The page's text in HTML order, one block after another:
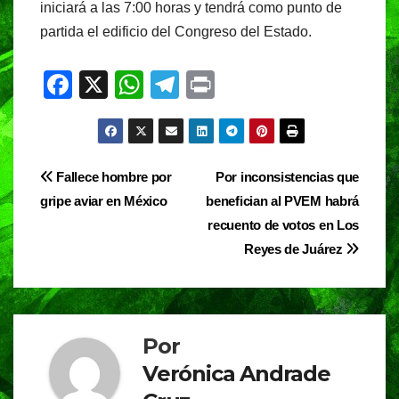
iniciará a las 7:00 horas y tendrá como punto de
partida el edificio del Congreso del Estado.
F
e
b
k
X
W
h
at
s
A
T
el
e
in
t
Navegación
de
Por inconsistencias que
benefician al PVEM habrá
recuento de votos en Los
Reyes de Juárez
Fallece hombre por
gripe aviar en México
Por
Verónica Andrade